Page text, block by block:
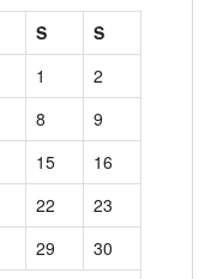
S
S
1
2
8
9
15
16
22
23
29
30